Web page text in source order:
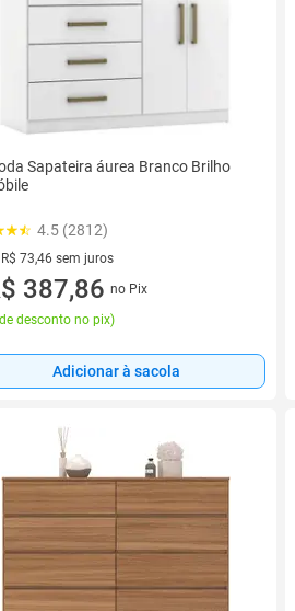
Sapateira áurea Branco Brilho
4.5 (2812)
73,46 sem juros
de R$ 73,46 sem juros
387,86 no Pix
desconto no pix)
Adicionar à sacola